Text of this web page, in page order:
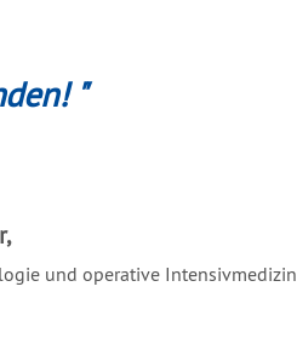
"
und operative Intensivmedizin